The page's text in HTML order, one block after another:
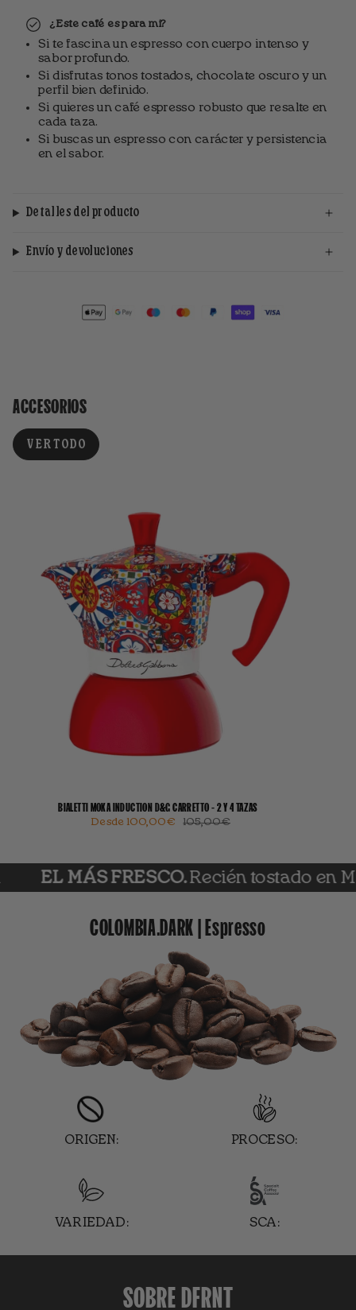
¿Este café es para mi?
Si te fascina un espresso con cuerpo intenso y
sabor profundo.
Si disfrutas tonos tostados, chocolate oscuro y un
perfil bien definido.
Si quieres un café espresso robusto que resalte en
cada taza.
Si buscas un espresso con carácter y persistencia
en el sabor.
Detalles del producto
Envío y devoluciones
ACCESORIOS
VER TODO
BIALETTI MOKA INDUCTION D&G CARRETTO - 2 Y 4 TAZAS
Desde100,00€ 105,00€
FRESCO.Recién tostado en Madrid.
COLOMBIA.DARK | Espresso
ORIGEN: PROCESO:
VARIEDAD: SCA:
SOBRE DFRNT